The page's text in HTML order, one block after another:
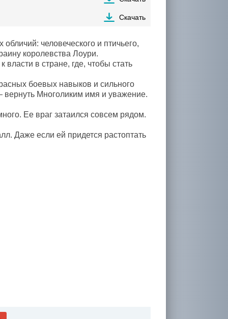
Скачать
человеческого и птичьего,
королевства Лоури.
в стране, где, чтобы стать
боевых навыков и сильного
Многоликим имя и уважение.
Ее враг затаился совсем рядом.
Даже если ей придется растоптать